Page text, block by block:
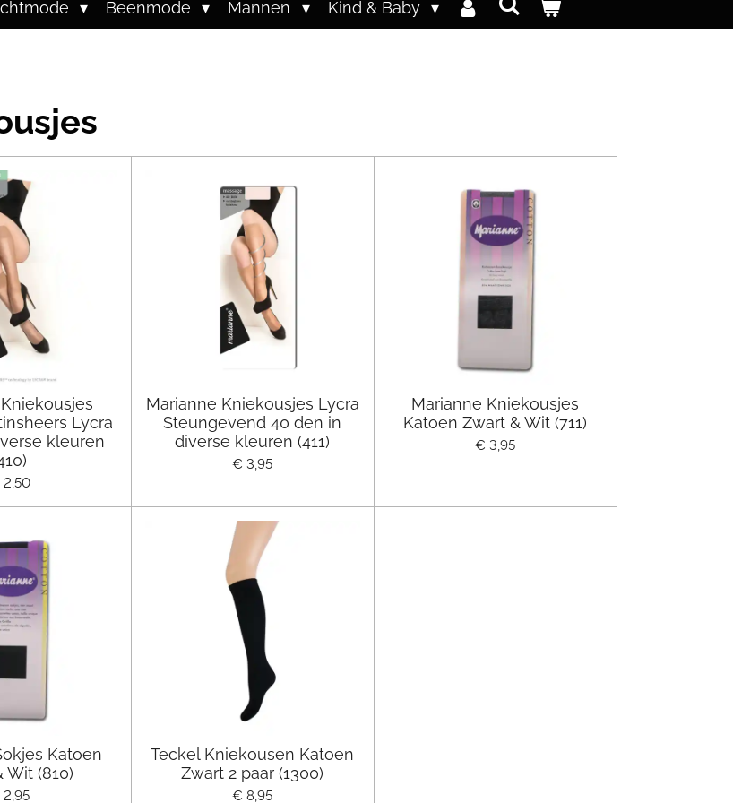
Beenmode Mannen Kind & Baby
Lycra
kleuren
Marianne Kniekousjes Lycra
Steungevend 40 den in
diverse kleuren (411)
€ 3,95
Marianne Kniekousjes
Katoen Zwart & Wit (711)
€ 3,95
Katoen
Wit (810)
Teckel Kniekousen Katoen
Zwart 2 paar (1300)
€ 8,95